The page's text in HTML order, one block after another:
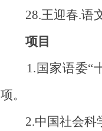
28.王迎春.语文
项目
1.国家语委“十
项。
2.中国社会科学